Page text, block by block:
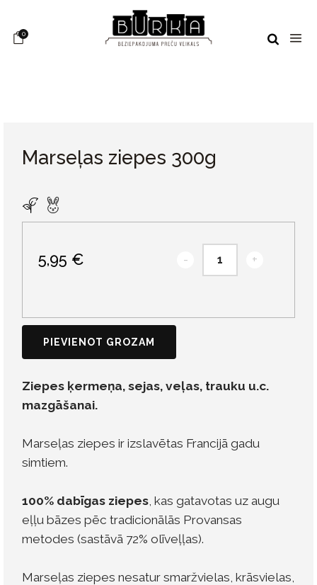
0
Marseļas ziepes 300g
5,95 € - +
PIEVIENOT GROZAM
Ziepes ķermeņa, sejas, veļas, trauku u.c.
mazgāšanai.
Marseļas ziepes ir izslavētas Francijā gadu
simtiem.
100% dabīgas ziepes, kas gatavotas uz augu
eļļu bāzes pēc tradicionālās Provansas
metodes (sastāvā 72% olīveļļas).
Marseļas ziepes nesatur smaržvielas, krāsvielas,